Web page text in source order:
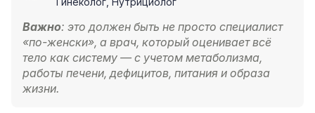
Важно: это должен быть не просто специалист
«по-женски», а врач, который оценивает всё
тело как систему — с учетом метаболизма,
работы печени, дефицитов, питания и образа
жизни.